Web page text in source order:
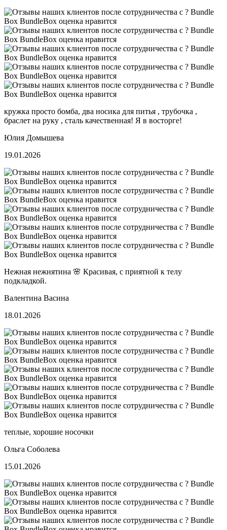
кружка просто бомба, два носика для питья , трубочка ,
браслет на руку , сталь качественная! Я в восторге!
Юлия Домышева
19.01.2026
Нежная нежнятина 🌸 Красивая, с приятной к телу
подкладкой.
⁨Валентина Васина⁩
18.01.2026
теплые, хорошие носочки
Ольга Соболева
15.01.2026